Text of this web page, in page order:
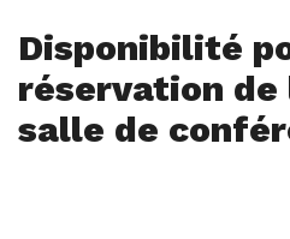
Disponibilité
réservation de
salle de